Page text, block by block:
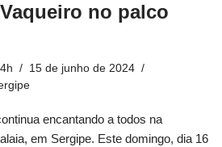
no palco
15 de junho de 2024
encantando a todos na
em Sergipe. Este domingo, dia 16